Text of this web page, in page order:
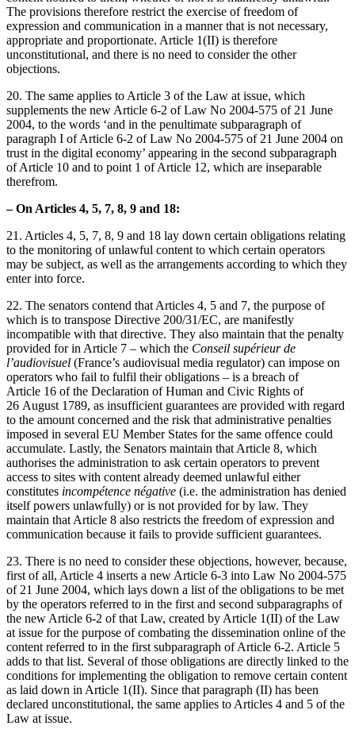
The provisions therefore restrict the exercise of freedom of
expression and communication in a manner that is not necessary,
appropriate and proportionate. Article 1(II) is therefore
unconstitutional, and there is no need to consider the other
objections.
20. The same applies to Article 3 of the Law at issue, which
supplements the new Article 6-2 of Law No 2004-575 of 21 June
2004, to the words ‘and in the penultimate subparagraph of
paragraph I of Article 6-2 of Law No 2004-575 of 21 June 2004 on
trust in the digital economy’ appearing in the second subparagraph
of Article 10 and to point 1 of Article 12, which are inseparable
therefrom.
– On Articles 4, 5, 7, 8, 9 and 18:
21. Articles 4, 5, 7, 8, 9 and 18 lay down certain obligations relating
to the monitoring of unlawful content to which certain operators
may be subject, as well as the arrangements according to which they
enter into force.
22. The senators contend that Articles 4, 5 and 7, the purpose of
which is to transpose Directive 200/31/EC, are manifestly
incompatible with that directive. They also maintain that the penalty
provided for in Article 7 – which the Conseil supérieur de
l’audiovisuel (France’s audiovisual media regulator) can impose on
operators who fail to fulfil their obligations – is a breach of
Article 16 of the Declaration of Human and Civic Rights of
26 August 1789, as insufficient guarantees are provided with regard
to the amount concerned and the risk that administrative penalties
imposed in several EU Member States for the same offence could
accumulate. Lastly, the Senators maintain that Article 8, which
authorises the administration to ask certain operators to prevent
access to sites with content already deemed unlawful either
constitutes incompétence négative (i.e. the administration has denied
itself powers unlawfully) or is not provided for by law. They
maintain that Article 8 also restricts the freedom of expression and
communication because it fails to provide sufficient guarantees.
23. There is no need to consider these objections, however, because,
first of all, Article 4 inserts a new Article 6-3 into Law No 2004-575
of 21 June 2004, which lays down a list of the obligations to be met
by the operators referred to in the first and second subparagraphs of
the new Article 6-2 of that Law, created by Article 1(II) of the Law
at issue for the purpose of combating the dissemination online of the
content referred to in the first subparagraph of Article 6-2. Article 5
adds to that list. Several of those obligations are directly linked to the
conditions for implementing the obligation to remove certain content
as laid down in Article 1(II). Since that paragraph (II) has been
declared unconstitutional, the same applies to Articles 4 and 5 of the
Law at issue.